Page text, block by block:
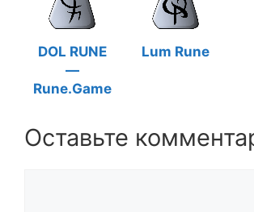
DOL RUNE
—
Rune.Game
Lum Rune
Оставьте